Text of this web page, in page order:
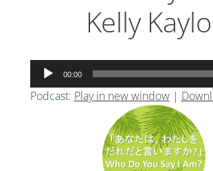
Kelly
声
プ
00:00
Podcast: Play in new window|